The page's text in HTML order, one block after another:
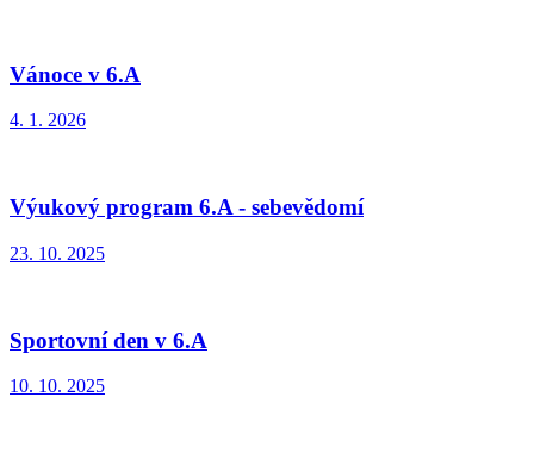
Vánoce v 6.A
4. 1. 2026
Výukový program 6.A - sebevědomí
23. 10. 2025
Sportovní den v 6.A
10. 10. 2025